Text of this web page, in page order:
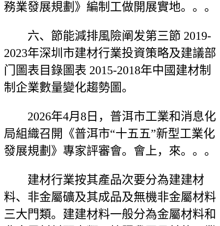
務業發展規劃》編制工做開展實地。。。
六、節能減排風險阐发第三節 2019-
2023年深圳市建材行業投資策略及建議部
门圖表目錄圖表 2015-2018年中國建材制
制企業數量變化趨勢圖。
2026年4月8日，普洱市工業和消息化
局組織召開《普洱市“十五五”新型工業化
發展規劃》專家評審會。會上，來。。。
建材行業按其產品次要分為建建材
料、非金屬礦及其成品及無機非金屬材料
三大門類。建建材料一般分為金屬材料和